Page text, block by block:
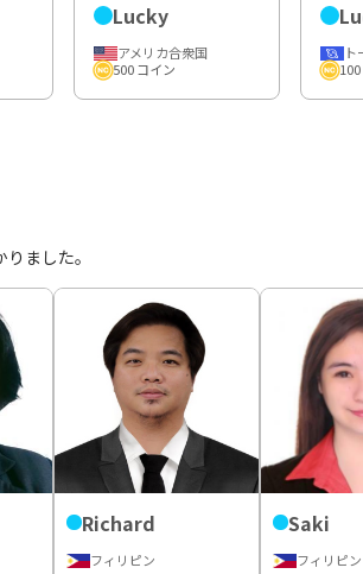
Lucky
アメリカ合衆国
500 コイン
ト
ました。
Richard
フィリピン
Saki
フィリピン